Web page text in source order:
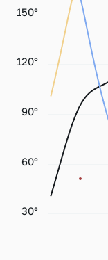
30°
60°
90°
120°
150°